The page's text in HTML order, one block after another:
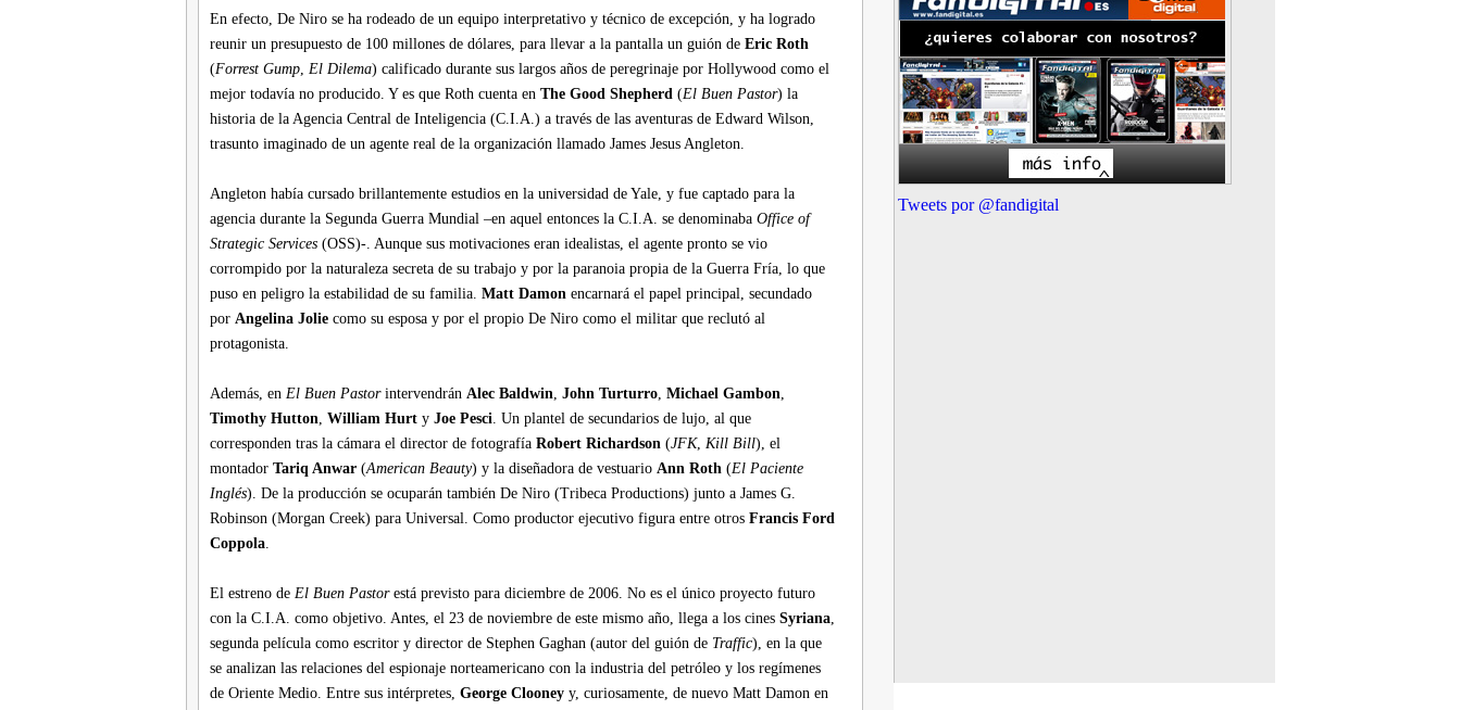
En efecto, De Niro se ha rodeado de un equipo interpretativo y técnico de excepción, y ha logrado
reunir un presupuesto de 100 millones de dólares, para llevar a la pantalla un guión de Eric Roth
(Forrest Gump, El Dilema) calificado durante sus largos años de peregrinaje por Hollywood como el
mejor todavía no producido. Y es que Roth cuenta en The Good Shepherd(El Buen Pastor) la
historia de la Agencia Central de Inteligencia (C.I.A.) a través de las aventuras de Edward Wilson,
trasunto imaginado de un agente real de la organización llamado James Jesus Angleton.
Angleton había cursado brillantemente estudios en la universidad de Yale, y fue captado para la
agencia durante la Segunda Guerra Mundial –en aquel entonces la C.I.A. se denominaba Office of
Strategic Services(OSS)-. Aunque sus motivaciones eran idealistas, el agente pronto se vio
corrompido por la naturaleza secreta de su trabajo y por la paranoia propia de la Guerra Fría, lo que
puso en peligro la estabilidad de su familia. Matt Damonencarnará el papel principal, secundado
por Angelina Joliecomo su esposa y por el propio De Niro como el militar que reclutó al
protagonista.
Además, en El Buen Pastorintervendrán Alec Baldwin, John Turturro, Michael Gambon,
Timothy Hutton, William Hurty Joe Pesci. Un plantel de secundarios de lujo, al que
corresponden tras la cámara el director de fotografía Robert Richardson(JFK, Kill Bill), el
montador Tariq Anwar(American Beauty) y la diseñadora de vestuario Ann Roth(El Paciente
Inglés). De la producción se ocuparán también De Niro (Tribeca Productions) junto a James G.
Robinson (Morgan Creek) para Universal. Como productor ejecutivo figura entre otros Francis Ford
Coppola.
El estreno de El Buen Pastorestá previsto para diciembre de 2006. No es el único proyecto futuro
con la C.I.A. como objetivo. Antes, el 23 de noviembre de este mismo año, llega a los cines Syriana,
segunda película como escritor y director de Stephen Gaghan (autor del guión de Traffic), en la que
se analizan las relaciones del espionaje norteamericano con la industria del petróleo y los regímenes
de Oriente Medio. Entre sus intérpretes, George Clooneyy, curiosamente, de nuevo Matt Damon en
Tweets por @fandigital